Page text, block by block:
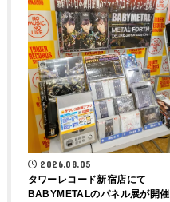
2026.08.05
タワーレコード新宿店にて
BABYMETALのパネル展が開催